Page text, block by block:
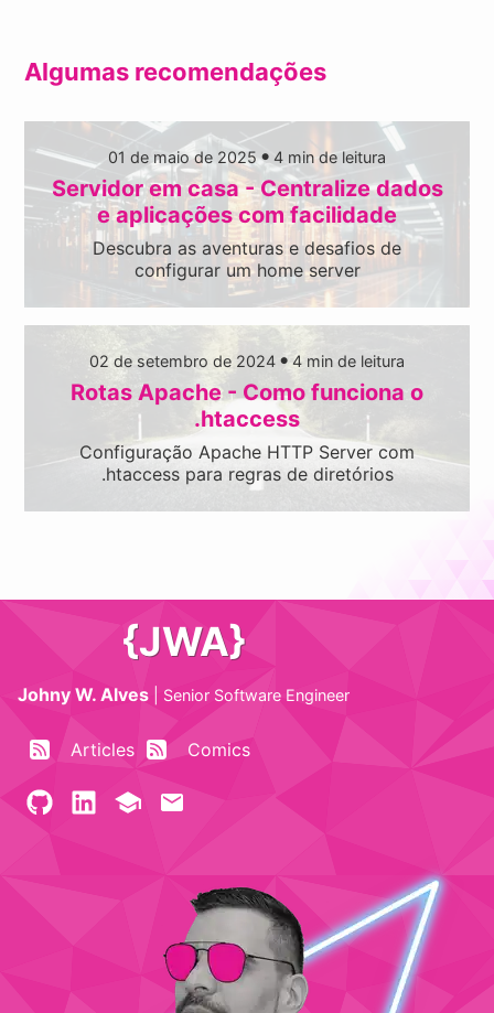
Algumas recomendações
01 de maio de 2025 ● 4 min de leitura
Servidor em casa - Centralize dados
e aplicações com facilidade
Descubra as aventuras e desafios de
configurar um home server
02 de setembro de 2024 ● 4 min de leitura
Rotas Apache - Como funciona o
.htaccess
Configuração Apache HTTP Server com
.htaccess para regras de diretórios
{JWA}
Johny W. Alves Senior Software Engineer
Articles Comics